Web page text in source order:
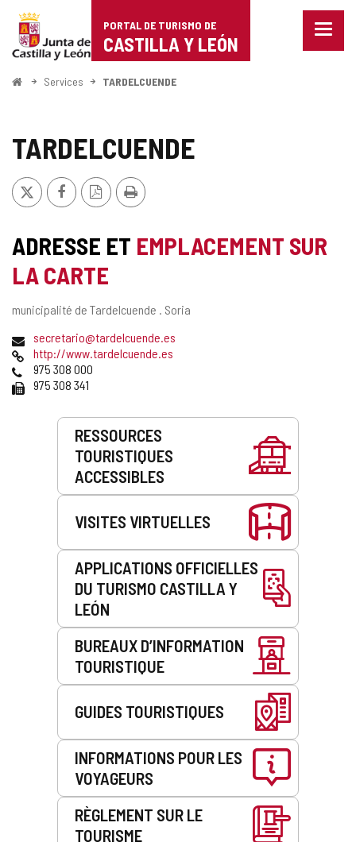
Portal
de
Turismo
Castilla
León
PORTAL DE TURISMO DE
CASTILLA Y LEÓN
Menu
<
Services TARDELCUENDE
TARDELCUENDE
X FacebookVersion
PDF
Imprimer
ADRESSE ET EMPLACEMENT SUR
LA CARTE
Adresse
municipalité de Tardelcuende . Soria
Adresse
de
courrier
électronique
secretario@tardelcuende.es
Page
Web
http://www.tardelcuende.es
Téléphones
975 308 000
Fax 975 308 341
Prestations
RESSOURCES
TOURISTIQUES
ACCESSIBLES
VISITES VIRTUELLES
APPLICATIONS OFFICIELLES
DU TURISMO CASTILLA Y
LEÓN
BUREAUX D’INFORMATION
TOURISTIQUE
GUIDES TOURISTIQUES
INFORMATIONS POUR LES
VOYAGEURS
RÈGLEMENT SUR LE
TOURISME